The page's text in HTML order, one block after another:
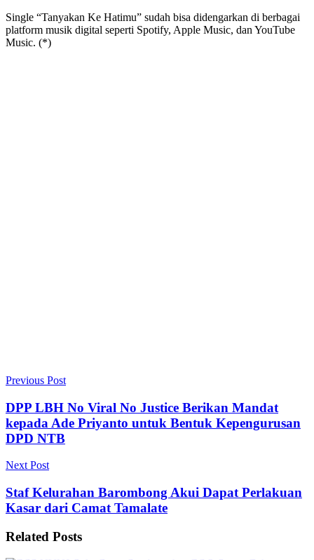
Single “Tanyakan Ke Hatimu” sudah bisa didengarkan di berbagai
platform musik digital seperti Spotify, Apple Music, dan YouTube
Music. (*)
Previous Post
DPP LBH No Viral No Justice Berikan Mandat
kepada Ade Priyanto untuk Bentuk Kepengurusan
DPD NTB
Next Post
Staf Kelurahan Barombong Akui Dapat Perlakuan
Kasar dari Camat Tamalate
Related Posts